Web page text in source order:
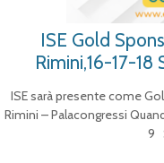
ISE Gold
Rimini,16-17-
ISE sarà presente come
Rimini – Palacongressi
9